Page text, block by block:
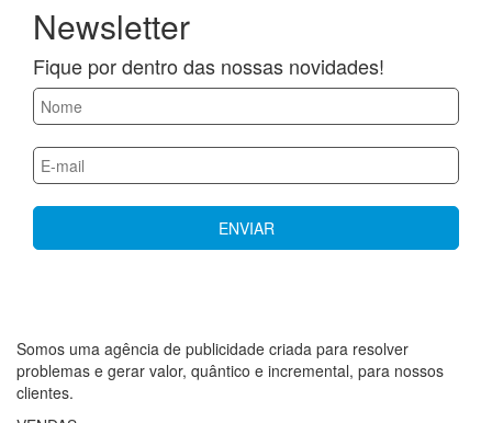
Newsletter
Fique por dentro das nossas novidades!
Somos uma agência de publicidade criada para resolver
problemas e gerar valor, quântico e incremental, para nossos
clientes.